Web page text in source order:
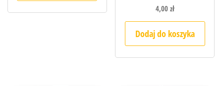
4,00zł
Dodaj do koszyka